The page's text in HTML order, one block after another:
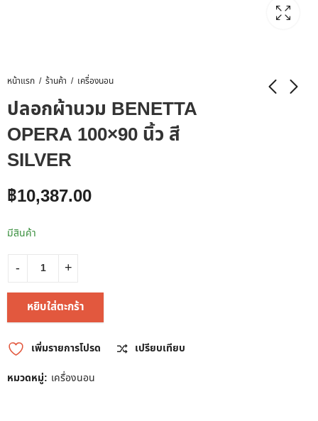
หน้าแรก ร้านค้า เครื่องนอน
ปลอกผ้านวม BENETTA
OPERA 100×90 นิ้ว สี
SILVER
฿10,387.00
มีสินค้า
หยิบใส่ตะกร้า
เพิ่มรายการโปรด
เปรียบเทียบ
หมวดหมู่: เครื่องนอน